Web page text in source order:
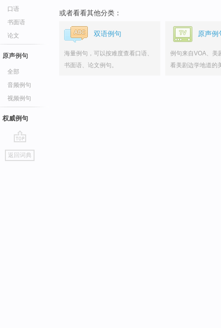
口语
书面语
论文
原声例句
全部
音频例句
视频例句
权威例句
go
top
返回词典
或者看看其他分类：
双语例句
海量例句，可以按难度查看口语、
书面语、论文例句。
原声例
例句来自VOA、美
看美剧边学地道的